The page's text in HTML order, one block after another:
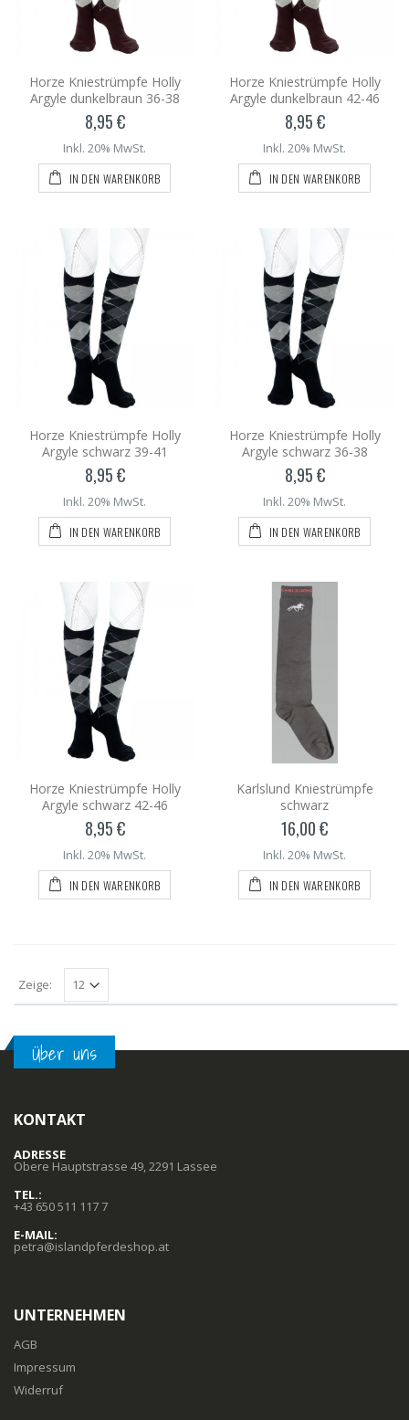
Horze Kniestrümpfe Holly
Argyle dunkelbraun 36-38
8,95 €
Inkl. 20% MwSt.
IN DEN WARENKORB
Horze Kniestrümpfe Holly
Argyle dunkelbraun 42-46
8,95 €
Inkl. 20% MwSt.
IN DEN WARENKORB
Horze Kniestrümpfe Holly
Argyle schwarz 39-41
8,95 €
Inkl. 20% MwSt.
IN DEN WARENKORB
Horze Kniestrümpfe Holly
Argyle schwarz 36-38
8,95 €
Inkl. 20% MwSt.
IN DEN WARENKORB
Horze Kniestrümpfe Holly
Argyle schwarz 42-46
8,95 €
Inkl. 20% MwSt.
IN DEN WARENKORB
Karlslund Kniestrümpfe
schwarz
16,00 €
Inkl. 20% MwSt.
IN DEN WARENKORB
Zeige:
Über uns
KONTAKT
ADRESSE
Obere Hauptstrasse 49, 2291 Lassee
TEL.:
+43 650 511 117 7
E-MAIL:
petra@islandpferdeshop.at
UNTERNEHMEN
AGB
Impressum
Widerruf